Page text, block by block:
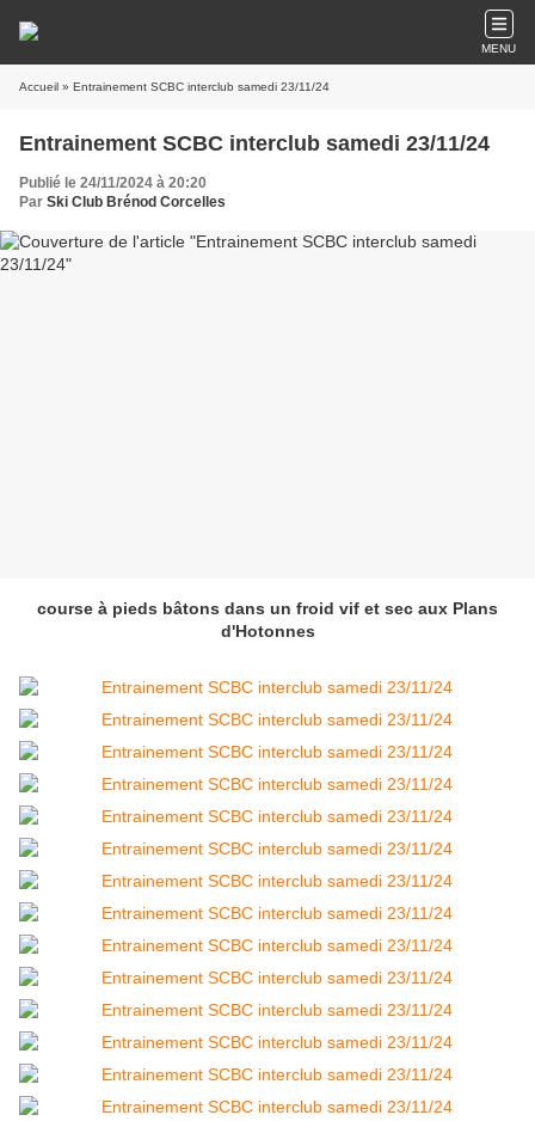
MENU
Accueil » Entrainement SCBC interclub samedi 23/11/24
Entrainement SCBC interclub samedi 23/11/24
Publié le 24/11/2024 à 20:20
Par Ski Club Brénod Corcelles
course à pieds bâtons dans un froid vif et sec aux Plans
d'Hotonnes